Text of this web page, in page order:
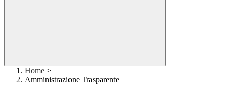
Home >
Amministrazione Trasparente